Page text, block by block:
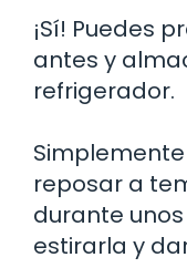
¡Sí! Puedes
antes y
refrigerador.
reposar a
durante
estirarla y